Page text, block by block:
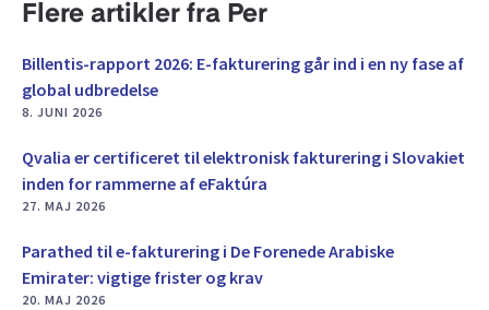
Flere artikler fra Per
Billentis-rapport 2026: E-fakturering går ind i en ny fase af
global udbredelse
8. JUNI 2026
Qvalia er certificeret til elektronisk fakturering i Slovakiet
inden for rammerne af eFaktúra
27. MAJ 2026
Parathed til e-fakturering i De Forenede Arabiske
Emirater: vigtige frister og krav
20. MAJ 2026